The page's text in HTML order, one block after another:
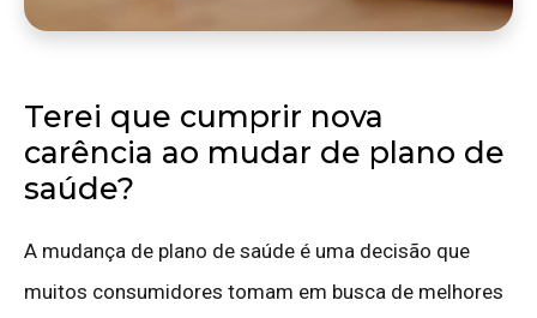
Terei que cumprir nova
carência ao mudar de plano de
saúde?
A mudança de plano de saúde é uma decisão que
muitos consumidores tomam em busca de melhores